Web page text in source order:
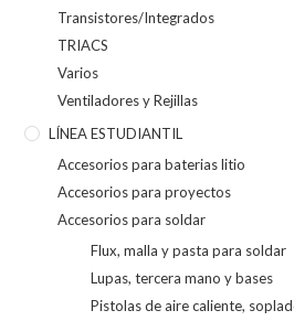
Transistores/Integrados
TRIACS
Varios
Ventiladores y Rejillas
LÍNEA ESTUDIANTIL
Accesorios para baterias litio
Accesorios para proyectos
Accesorios para soldar
Flux, malla y pasta para soldar
Lupas, tercera mano y bases
Pistolas de aire caliente,